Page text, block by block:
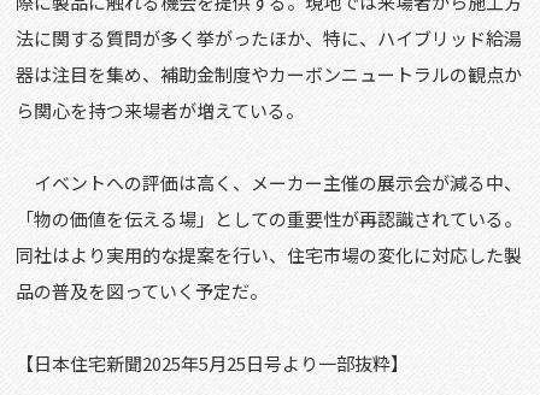
法に関する質問が多く挙がったほか、特に、ハイブリッド給湯
器は注目を集め、補助金制度やカーボンニュートラルの観点か
ら関心を持つ来場者が増えている。
イベントへの評価は高く、メーカー主催の展示会が減る中、
「物の価値を伝える場」としての重要性が再認識されている。
同社はより実用的な提案を行い、住宅市場の変化に対応した製
品の普及を図っていく予定だ。
【日本住宅新聞2025年5月25日号より一部抜粋】